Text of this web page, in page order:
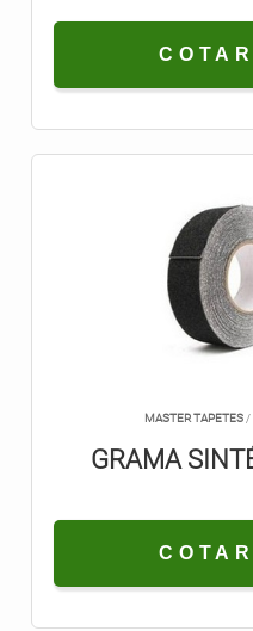
MASTER TAPETES/
GRAMA